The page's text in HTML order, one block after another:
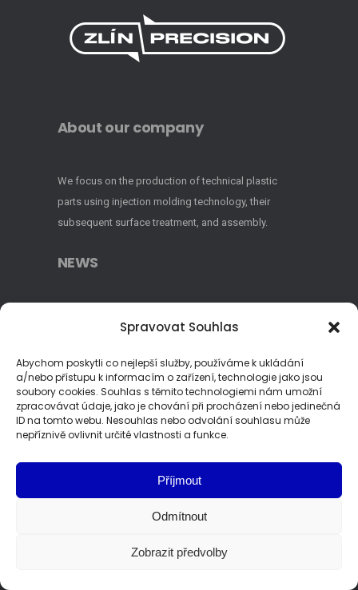
Spravovat Souhlas
Abychom poskytli co nejlepší služby, používáme k ukládání
a/nebo přístupu k informacím o zařízení, technologie jako jsou
soubory cookies. Souhlas s těmito technologiemi nám umožní
zpracovávat údaje, jako je chování při procházení nebo jedinečná
ID na tomto webu. Nesouhlas nebo odvolání souhlasu může
nepříznivě ovlivnit určité vlastnosti a funkce.
Příjmout
Odmítnout
Zobrazit předvolby
About our company
We focus on the production of technical plastic
parts using injection molding technology, their
subsequent surface treatment, and assembly.
NEWS
Production
Surface Treatments